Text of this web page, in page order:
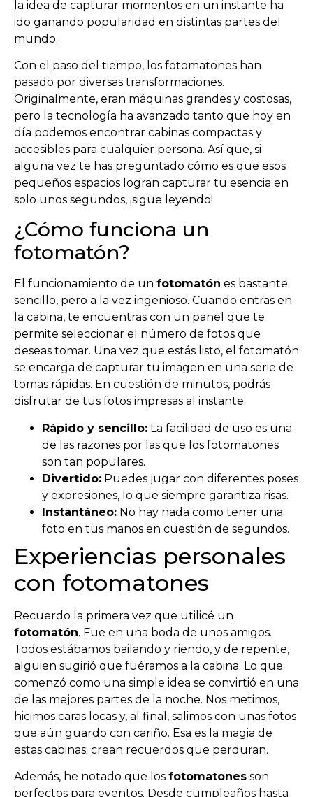
la idea de capturar momentos en un instante ha
ido ganando popularidad en distintas partes del
mundo.
Con el paso del tiempo, los fotomatones han
pasado por diversas transformaciones.
Originalmente, eran máquinas grandes y costosas,
pero la tecnología ha avanzado tanto que hoy en
día podemos encontrar cabinas compactas y
accesibles para cualquier persona. Así que, si
alguna vez te has preguntado cómo es que esos
pequeños espacios logran capturar tu esencia en
solo unos segundos, ¡sigue leyendo!
¿Cómo funciona un
fotomatón?
El funcionamiento de un fotomatón es bastante
sencillo, pero a la vez ingenioso. Cuando entras en
la cabina, te encuentras con un panel que te
permite seleccionar el número de fotos que
deseas tomar. Una vez que estás listo, el fotomatón
se encarga de capturar tu imagen en una serie de
tomas rápidas. En cuestión de minutos, podrás
disfrutar de tus fotos impresas al instante.
Rápido y sencillo: La facilidad de uso es una
de las razones por las que los fotomatones
son tan populares.
Divertido: Puedes jugar con diferentes poses
y expresiones, lo que siempre garantiza risas.
Instantáneo: No hay nada como tener una
foto en tus manos en cuestión de segundos.
Experiencias personales
con fotomatones
Recuerdo la primera vez que utilicé un
fotomatón. Fue en una boda de unos amigos.
Todos estábamos bailando y riendo, y de repente,
alguien sugirió que fuéramos a la cabina. Lo que
comenzó como una simple idea se convirtió en una
de las mejores partes de la noche. Nos metimos,
hicimos caras locas y, al final, salimos con unas fotos
que aún guardo con cariño. Esa es la magia de
estas cabinas: crean recuerdos que perduran.
Además, he notado que los fotomatones son
perfectos para eventos. Desde cumpleaños hasta